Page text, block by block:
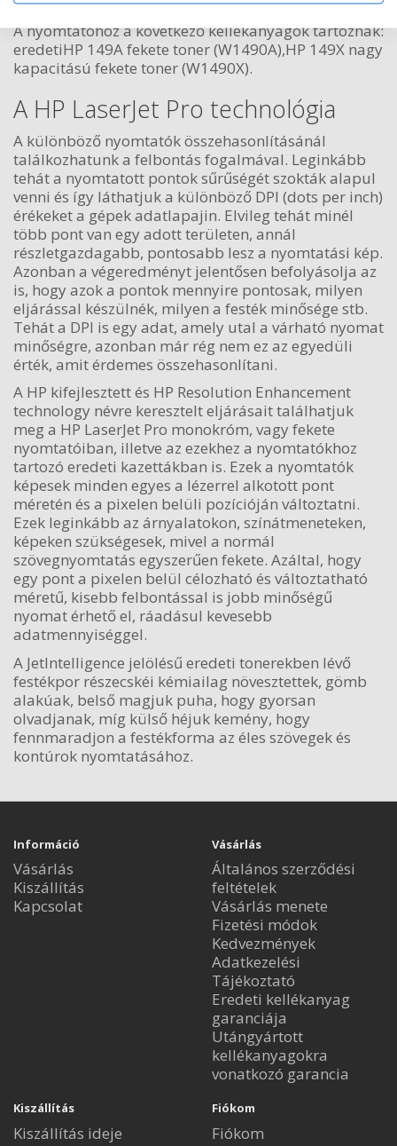
A nyomtatóhoz a következő kellékanyagok tartoznak:
eredetiHP 149A fekete toner (W1490A),HP 149X nagy
kapacitású fekete toner (W1490X).
A HP LaserJet Pro technológia
A különböző nyomtatók összehasonlításánál
találkozhatunk a felbontás fogalmával. Leginkább
tehát a nyomtatott pontok sűrűségét szokták alapul
venni és így láthatjuk a különböző DPI (dots per inch)
érékeket a gépek adatlapajin. Elvileg tehát minél
több pont van egy adott területen, annál
részletgazdagabb, pontosabb lesz a nyomtatási kép.
Azonban a végeredményt jelentősen befolyásolja az
is, hogy azok a pontok mennyire pontosak, milyen
eljárással készülnék, milyen a festék minősége stb.
Tehát a DPI is egy adat, amely utal a várható nyomat
minőségre, azonban már rég nem ez az egyedüli
érték, amit érdemes összehasonlítani.
A HP kifejlesztett és HP Resolution Enhancement
technology névre keresztelt eljárásait találhatjuk
meg a HP LaserJet Pro monokróm, vagy fekete
nyomtatóiban, illetve az ezekhez a nyomtatókhoz
tartozó eredeti kazettákban is. Ezek a nyomtatók
képesek minden egyes a lézerrel alkotott pont
méretén és a pixelen belüli pozícióján változtatni.
Ezek leginkább az árnyalatokon, színátmeneteken,
képeken szükségesek, mivel a normál
szövegnyomtatás egyszerűen fekete. Azáltal, hogy
egy pont a pixelen belül célozható és változtatható
méretű, kisebb felbontással is jobb minőségű
nyomat érhető el, ráadásul kevesebb
adatmennyiséggel.
A JetIntelligence jelölésű eredeti tonerekben lévő
festékpor részecskéi kémiailag növesztettek, gömb
alakúak, belső magjuk puha, hogy gyorsan
olvadjanak, míg külső héjuk kemény, hogy
fennmaradjon a festékforma az éles szövegek és
kontúrok nyomtatásához.
Információ
Vásárlás
Kiszállítás
Kapcsolat
Vásárlás
Általános szerződési
feltételek
Vásárlás menete
Fizetési módok
Kedvezmények
Adatkezelési
Tájékoztató
Eredeti kellékanyag
garanciája
Utángyártott
kellékanyagokra
vonatkozó garancia
Kiszállítás
Kiszállítás ideje
Fiókom
Fiókom